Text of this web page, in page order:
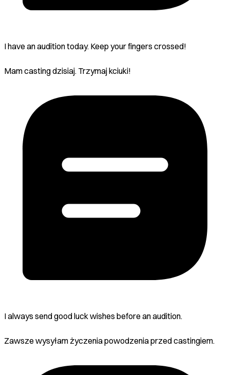
I have an audition today. Keep your fingers crossed!
Mam casting dzisiaj. Trzymaj kciuki!
I always send good luck wishes before an audition.
Zawsze wysyłam życzenia powodzenia przed castingiem.